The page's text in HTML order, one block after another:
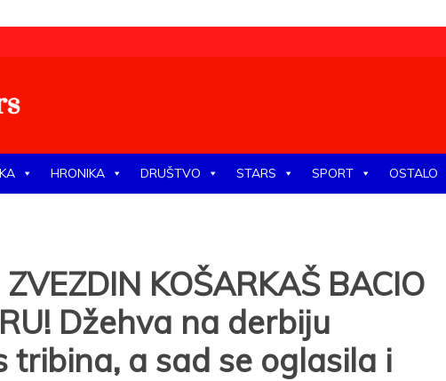
HRONIKA DRUŠTVO STARS SPORT OSTALO
ZVEZDIN KOŠARKAŠ BACIO
Džehva na derbiju
tribina, a sad se oglasila i